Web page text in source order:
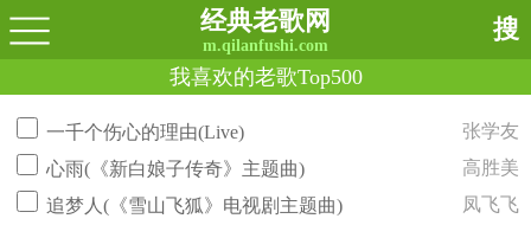
经典老歌网
m.qilanfushi.com
搜
我喜欢的老歌Top500
一千个伤心的理由(Live)
张学友
心雨(《新白娘子传奇》主题曲)
高胜美
追梦人(《雪山飞狐》电视剧主题曲)
凤飞飞